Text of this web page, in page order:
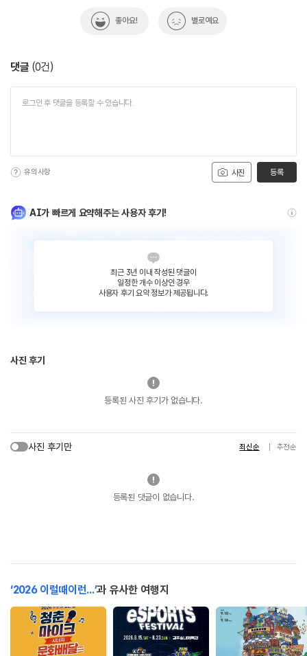
좋아요! 별로예요
댓글 (0건)
사진
유의사항 등록
AI가 빠르게 요약해주는 사용자 후기!
최근 3년 이내 작성된 댓글이
일정한 개수 이상인 경우
사용자 후기 요약 정보가 제공됩니다.
사진 후기
등록된 사진 후기가 없습니다.
사진 후기만 최신순 추천순
등록된 댓글이 없습니다.
‘2026 이럴때이런...’과 유사한 여행지